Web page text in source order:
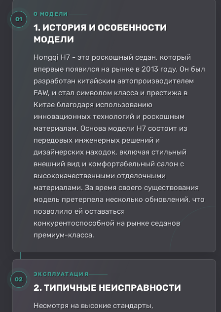
01
О МОДЕЛИ
1. ИСТОРИЯ И ОСОБЕННОСТИ
МОДЕЛИ
Hongqi H7 - это роскошный седан, который
впервые появился на рынке в 2013 году. Он был
разработан китайским автопроизводителем
FAW, и стал символом класса и престижа в
Китае благодаря использованию
инновационных технологий и роскошным
материалам. Основа модели H7 состоит из
передовых инженерных решений и
дизайнерских находок, включая стильный
внешний вид и комфортабельный салон с
высококачественными отделочными
материалами. За время своего существования
модель претерпела несколько обновлений, что
позволило ей оставаться
конкурентоспособной на рынке седанов
премиум-класса.
02
ЭКСПЛУАТАЦИЯ
2. ТИПИЧНЫЕ НЕИСПРАВНОСТИ
Несмотря на высокие стандарты,